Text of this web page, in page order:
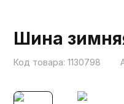
Шина
Код товара: 1130798